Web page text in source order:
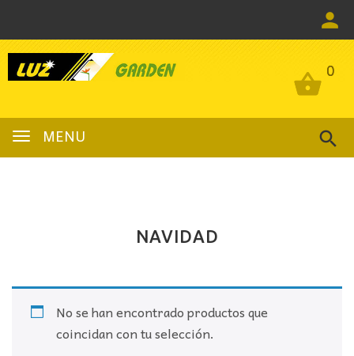
0
MENU
0
NAVIDAD
No se han encontrado productos que
coincidan con tu selección.